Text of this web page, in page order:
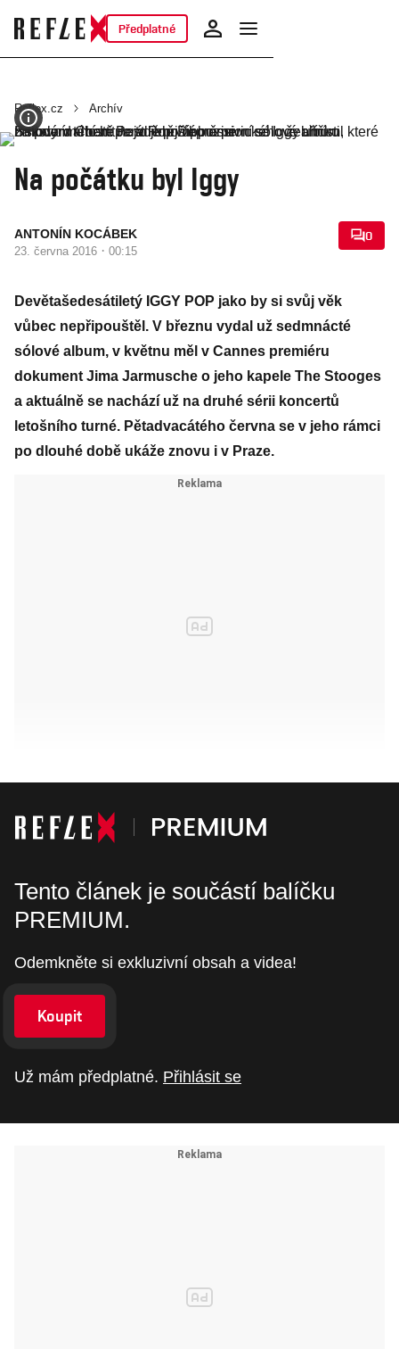
Předplatné
Reflex.cz Archív
Na počátku byl Iggy
ANTONÍN KOCÁBEK
23. června 2016 · 00:15
0
Devětašedesátiletý IGGY POP jako by si svůj věk
vůbec nepřipouštěl. V březnu vydal už sedmnácté
sólové album, v květnu měl v Cannes premiéru
dokument Jima Jarmusche o jeho kapele The Stooges
a aktuálně se nachází už na druhé sérii koncertů
letošního turné. Pětadvacátého června se v jeho rámci
po dlouhé době ukáže znovu i v Praze.
Tento článek je součástí balíčku
PREMIUM.
Odemkněte si exkluzivní obsah a videa!
Koupit
Už mám předplatné. Přihlásit se